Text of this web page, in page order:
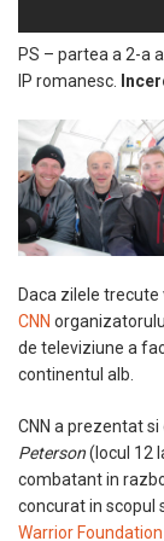
PS – partea a 2-a
IP romanesc.
Daca zilele
CNN
de televiziune a
continentul alb.
CNN a prezentat
Peterson(locul 12
combatant in
concurat in scopul
Warrior Foundation